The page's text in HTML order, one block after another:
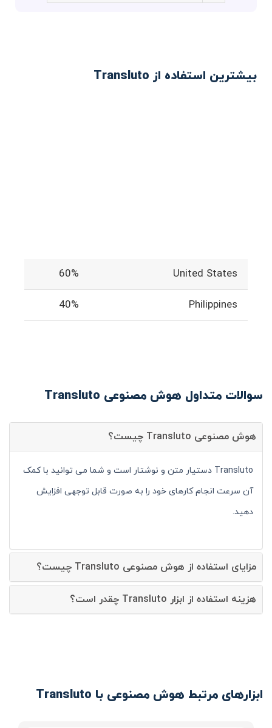
بیشترین استفاده از Transluto
United States
60%
Philippines
40%
سوالات متداول هوش مصنوعی Transluto
هوش مصنوعی Transluto چیست؟
Transluto دستیار متن و نوشتار است و شما می توانید با کمک
آن سرعت انجام کارهای خود را به صورت قابل توجهی افزایش
دهید.
مزایای استفاده از هوش مصنوعی Transluto چیست؟
هزینه استفاده از ابزار Transluto چقدر است؟
ابزارهای مرتبط هوش مصنوعی با Transluto